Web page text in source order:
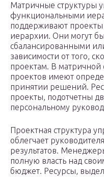
Матричные структуры
функциональными
поддерживают
иерархии. Они могут
сбалансированными
зависимости от того,
проектам. В матричной
проектов имеют
принятии решений.
проекты, подотчетны
персональному
Проектная структура
облегчает
результатов.
полную власть над
бюджет. Ресурсы,